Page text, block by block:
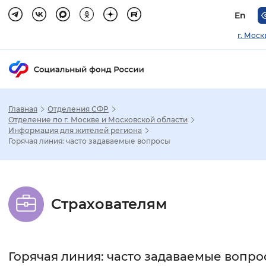
En
г.
Настройка режима отображения
Стандартный Увеличенный
Без засечек С засечками
Главная
Отделения СФР
Отделение по г. Москве и Московской области
Информация для жителей региона
Горячая линия: часто задаваемые вопросы
Страхователям
Горячая линия: часто задаваемые